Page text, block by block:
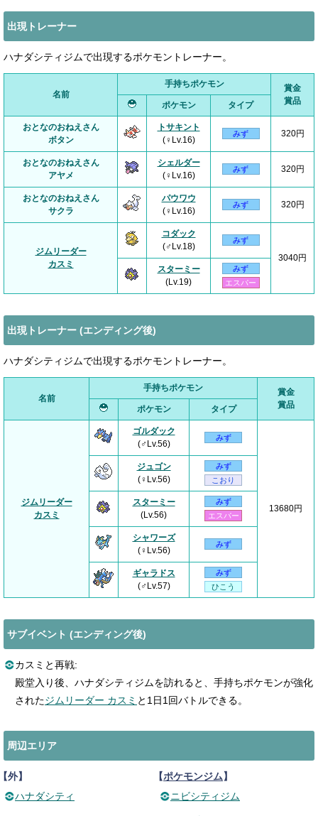
出現トレーナー
ハナダシティジムで出現するポケモントレーナー。
名前
手持ちポケモン
賞金
賞品
ポケモン タイプ
おとなのおねえさん
ボタン
トサキント
(♀Lv.16)
みず 320円
おとなのおねえさん
アヤメ
シェルダー
(♀Lv.16)
みず 320円
おとなのおねえさん
サクラ
パウワウ
(♀Lv.16)
みず 320円
ジムリーダー
カスミ
コダック
(♂Lv.18)
みず
3040円
スターミー
(Lv.19)
みず
エスパー
出現トレーナー (エンディング後)
ハナダシティジムで出現するポケモントレーナー。
名前
手持ちポケモン
賞金
賞品
ポケモン タイプ
ジムリーダー
カスミ
ゴルダック
(♂Lv.56)
みず
13680円
ジュゴン
(♀Lv.56)
みず
こおり
スターミー
(Lv.56)
みず
エスパー
シャワーズ
(♀Lv.56)
みず
ギャラドス
(♂Lv.57)
みず
ひこう
サブイベント (エンディング後)
カスミと再戦:
殿堂入り後、ハナダシティジムを訪れると、手持ちポケモンが強化
されたジムリーダー カスミ と1日1回バトルできる。
周辺エリア
外】
ハナダシティ
【ポケモンジム】
ニビシティジム